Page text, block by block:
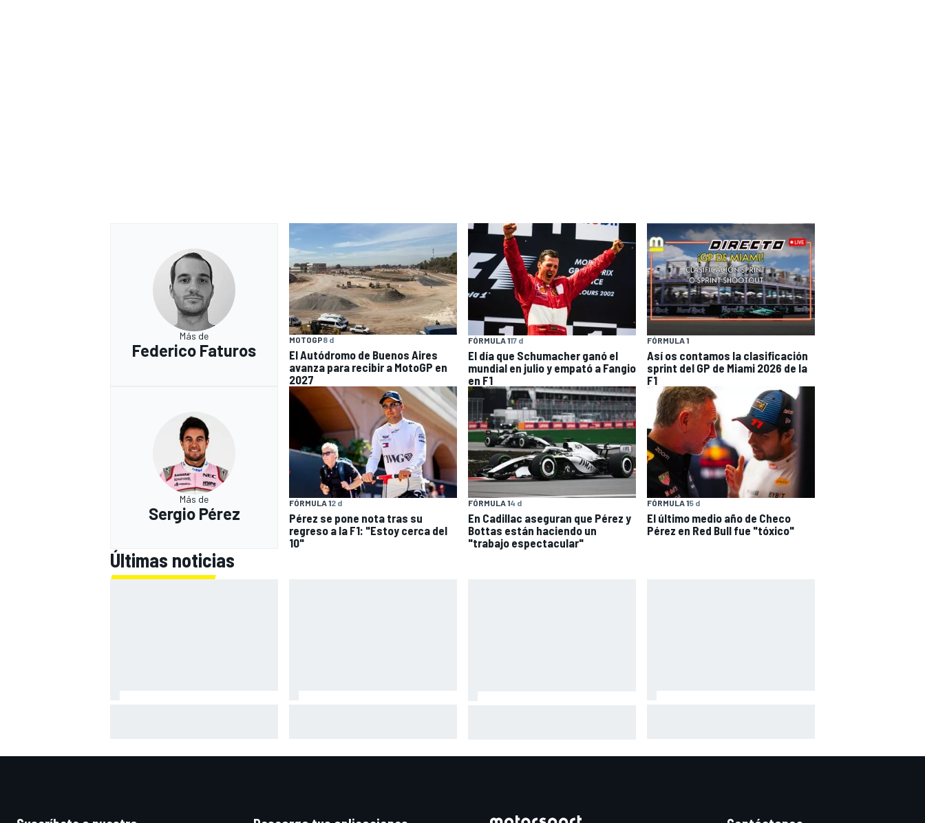
Más de
Federico Faturos
MOTOGP8 d
El Autódromo de Buenos Aires
avanza para recibir a MotoGP en
2027
FÓRMULA 117 d
El día que Schumacher ganó el
mundial en julio y empató a Fangio
en F1
FÓRMULA 1
Así os contamos la clasificación
sprint del GP de Miami 2026 de la
F1
Más de
Sergio Pérez
FÓRMULA 12 d
Pérez se pone nota tras su
regreso a la F1: "Estoy cerca del
10"
FÓRMULA 14 d
En Cadillac aseguran que Pérez y
Bottas están haciendo un
"trabajo espectacular"
FÓRMULA 15 d
El último medio año de Checo
Pérez en Red Bull fue "tóxico"
Últimas noticias